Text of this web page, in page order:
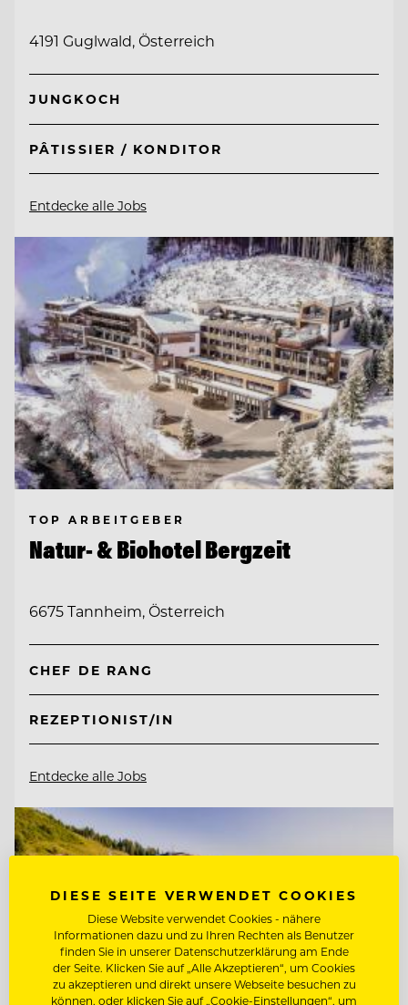
4191 Guglwald, Österreich
JUNGKOCH
PÂTISSIER / KONDITOR
Entdecke alle Jobs
TOP ARBEITGEBER
Natur- & Biohotel Bergzeit
6675 Tannheim, Österreich
CHEF DE RANG
REZEPTIONIST/IN
Entdecke alle Jobs
DIESE SEITE VERWENDET COOKIES
Diese Website verwendet Cookies - nähere
Informationen dazu und zu Ihren Rechten als Benutzer
finden Sie in unserer Datenschutzerklärung am Ende
der Seite. Klicken Sie auf „Alle Akzeptieren“, um Cookies
zu akzeptieren und direkt unsere Webseite besuchen zu
können, oder klicken Sie auf „Cookie-Einstellungen“, um